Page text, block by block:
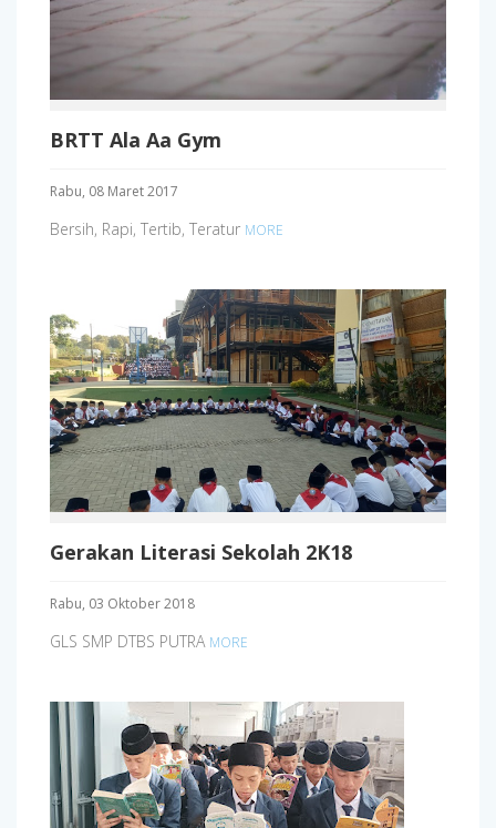
BRTT Ala Aa Gym
Rabu, 08 Maret 2017
Bersih, Rapi, Tertib, Teratur MORE
Gerakan Literasi Sekolah 2K18
Rabu, 03 Oktober 2018
GLS SMP DTBS PUTRA MORE